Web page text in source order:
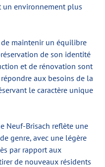
un environnement plus
maintenir un équilibre
de son identité
et de rénovation sont
aux besoins de la
le caractère unique
Neuf-Brisach reflète une
genre, avec une légère
par rapport aux
de nouveaux résidents